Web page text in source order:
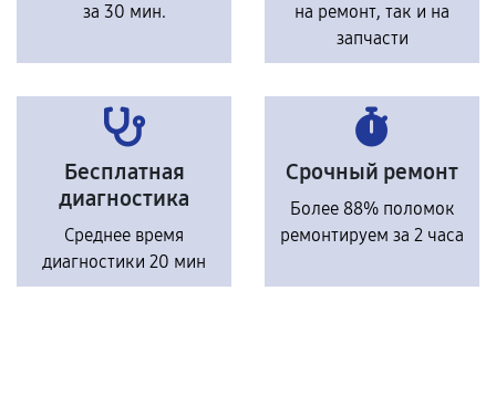
за 30 мин.
на ремонт, так и на
запчасти
Бесплатная
диагностика
Среднее время
диагностики 20 мин
Срочный ремонт
Более 88% поломок
ремонтируем за 2 часа